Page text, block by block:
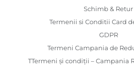
Schimb & Retur
Termenii si Conditii Card
GDPR
Termeni Campania de
TTermeni și condiții – Campania